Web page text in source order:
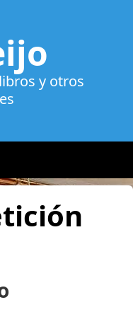
y otros